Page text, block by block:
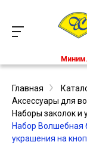
Главная
Аксессуары для
Наборы заколок и
Набор Волшебная
украшения на